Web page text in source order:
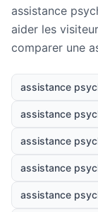
assistance
aider les
comparer une
assistance
assistance
assistance
assistance
assistance